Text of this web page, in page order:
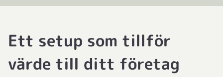
Ett setup som tillför
värde till ditt företag